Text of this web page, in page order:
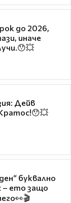
до 2026,
иначе
Дейв
буквално
– ето защо